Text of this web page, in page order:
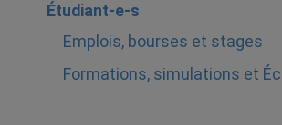
Étudiant-e-s
Emplois, bourses et stages
Formations, simulations et